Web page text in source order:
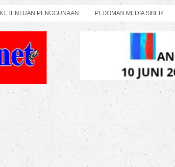
KETENTUAN PENGGUNAAN PEDOMAN MEDIA SIBER